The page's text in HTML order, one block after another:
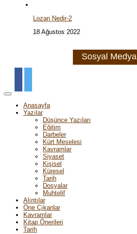
Lozan Nedir-2
18 Ağustos 2022
Sosyal Medya
Anasayfa
Yazılar
Düşünce Yazıları
Eğitim
Darbeler
Kürt Meselesi
Kavramlar
Siyaset
Kişisel
Küresel
Tarih
Dosyalar
Muhtelif
Alıntılar
Öne Çıkanlar
Kavramlar
Kitap Önerileri
Tarih